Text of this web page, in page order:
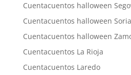
Cuentacuentos halloween
Cuentacuentos halloween Soria
Cuentacuentos halloween
Cuentacuentos La Rioja
Cuentacuentos Laredo